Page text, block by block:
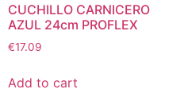
CUCHILLO CARNICERO
AZUL 24cm PROFLEX
€17.09
Add to cart